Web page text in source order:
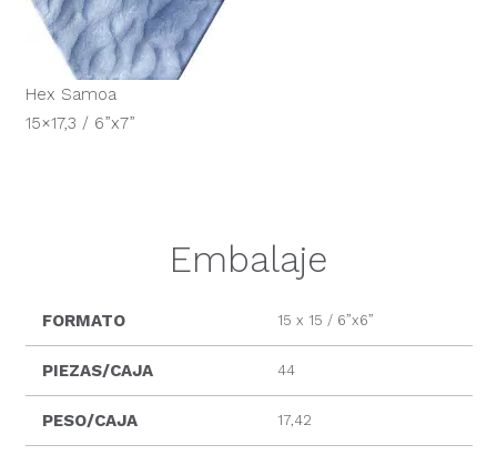
Hex Samoa
15×17,3 / 6”x7”
Embalaje
FORMATO 15 x 15 / 6”x6”
PIEZAS/CAJA 44
PESO/CAJA 17,42